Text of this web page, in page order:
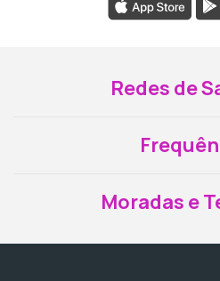
Redes de
Moradas e